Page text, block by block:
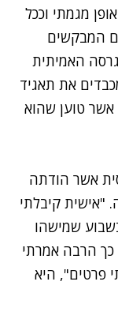
מגמתי וככל
המבקשים
האמיתית
את תאגיד
טוען שהוא
אשר הודתה
קיבלתי
שמישהו
כך הרבה אמרתי
פרטים", היא